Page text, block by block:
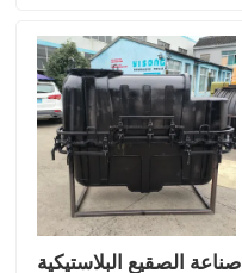
صناعة الصقيع البلاستيكية